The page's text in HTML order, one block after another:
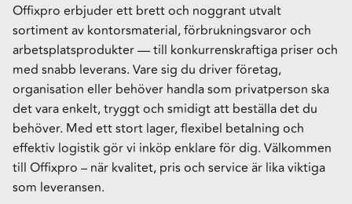
Offixpro erbjuder ett brett och noggrant utvalt
sortiment av kontorsmaterial, förbrukningsvaror och
arbetsplatsprodukter — till konkurrenskraftiga priser och
med snabb leverans. Vare sig du driver företag,
organisation eller behöver handla som privatperson ska
det vara enkelt, tryggt och smidigt att beställa det du
behöver. Med ett stort lager, flexibel betalning och
effektiv logistik gör vi inköp enklare för dig. Välkommen
till Offixpro – när kvalitet, pris och service är lika viktiga
som leveransen.